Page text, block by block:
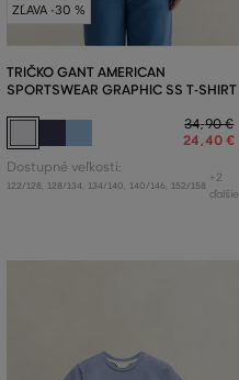
ZĽAVA -30 %
TRIČKO GANT AMERICAN
SPORTSWEAR GRAPHIC SS T-SHIRT
34,90 €
24,40 €
Dostupné veľkosti:
122/128 128/134 134/140 140/146 152/158
+2
ďalšie